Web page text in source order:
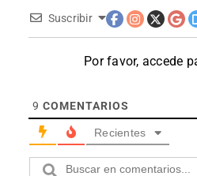
Suscribir
Por favor, accede
9 COMENTARIOS
Recientes